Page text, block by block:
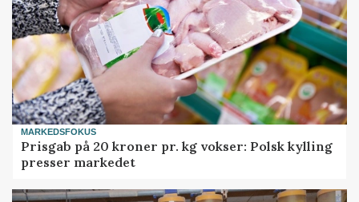
MARKEDSFOKUS
Prisgab på 20 kroner pr. kg vokser: Polsk kylling
presser markedet